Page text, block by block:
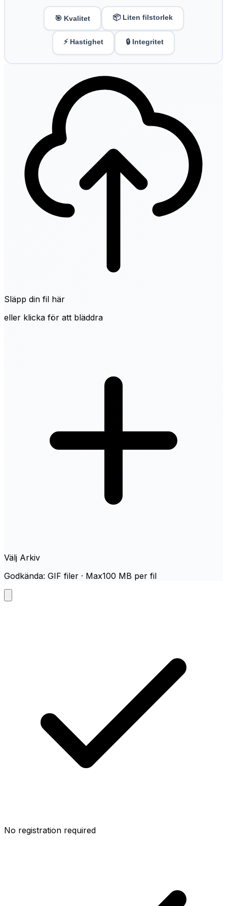
🎯 Kvalitet 📦 Liten filstorlek
⚡ Hastighet 🔒 Integritet
Släpp din fil här
eller klicka för att bläddra
Välj Arkiv
Godkända: GIF filer · Max100 MB per fil
No registration required